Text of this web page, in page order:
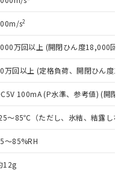
s2
万回以上 (開閉ひん度18,000回/
万回以上 (定格負荷、開閉ひん度
100mA (P水準、参考値) (開閉
～85℃（ただし、氷結、結露しな
～85%RH
12g
び標準価格はお客
はお客様担当のオ
・当社販売員に
売店や当社販売拠
ーク
」をご確認
価格結果を当社の
者に漏洩または開
します。
品リスト作成サー
だくには、I-Web
されている必要が
酸ジイソブチル
よび制御機器に対する
いては閾値を超える意
どにより、予定
す。
、 DIBP(フタル酸ジ
タル酸ブチルベンジ
キシル)) : 1000ppm
）のすべてが基
において有害物
に深刻な影響を
販売部門へお問
違法に輸出されな
じます。
核兵器、ミサイ
兵器またはその他
製造装置等に一切
第三者に販売する
よび3の内容を当
す。また当社は、
がある場合は、取
ん。
ないが在庫あり
の在庫状況につ
のお取引先、ま
のオムロン制御
社販売員にご確
また在庫状況の
いない機種